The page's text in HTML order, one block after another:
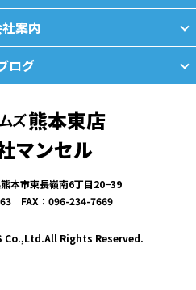
案内
ログ
熊本東店
マンセル
本市東長嶺南6丁目20−39
FAX：096-234-7669
Co.,Ltd.All Rights Reserved.